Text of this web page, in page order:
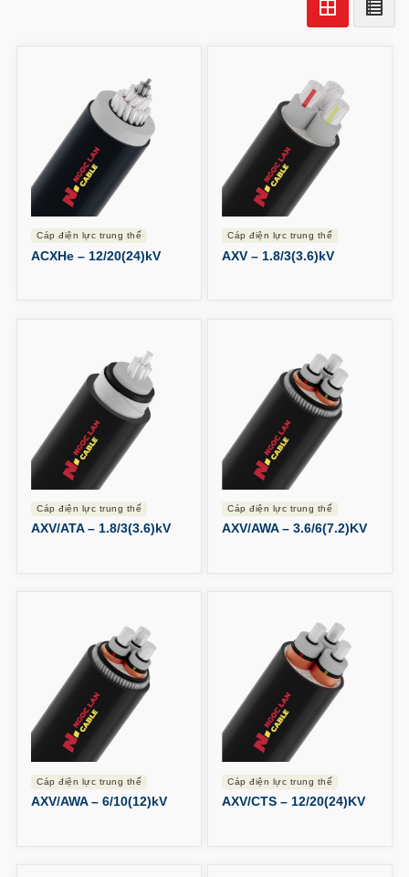
cáp điện lực trung thế
ACXHe – 12/20(24)kV
cáp điện lực trung thế
AXV – 1.8/3(3.6)kV
cáp điện lực trung thế
AXV/ATA – 1.8/3(3.6)kV
cáp điện lực trung thế
AXV/AWA – 3.6/6(7.2)KV
cáp điện lực trung thế
AXV/AWA – 6/10(12)kV
cáp điện lực trung thế
AXV/CTS – 12/20(24)KV